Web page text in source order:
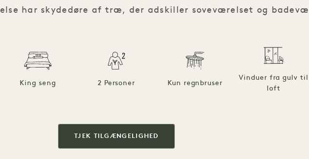
har skydedøre af træ, der adskiller soveværelset og
King seng 2 Personer Kun regnbruser
Vinduer fra gulv til
loft
TJEK TILGÆNGELIGHED